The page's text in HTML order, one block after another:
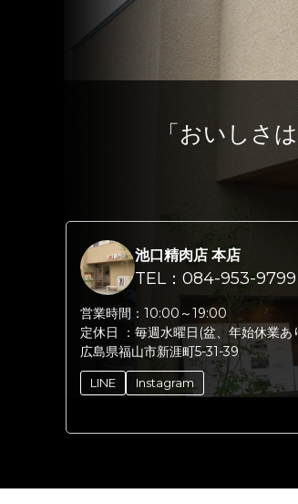
「おいしさ
池口精肉店 本店
TEL：084-953-9799
営業時間： 10:00～19:00
定休日 ： 毎週水曜日(盆、年始休業あ
広島県福山市新涯町5-31-39
LINE Instagram